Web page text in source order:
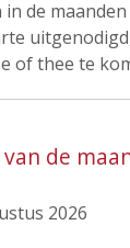
in de
of thee te
de
2026